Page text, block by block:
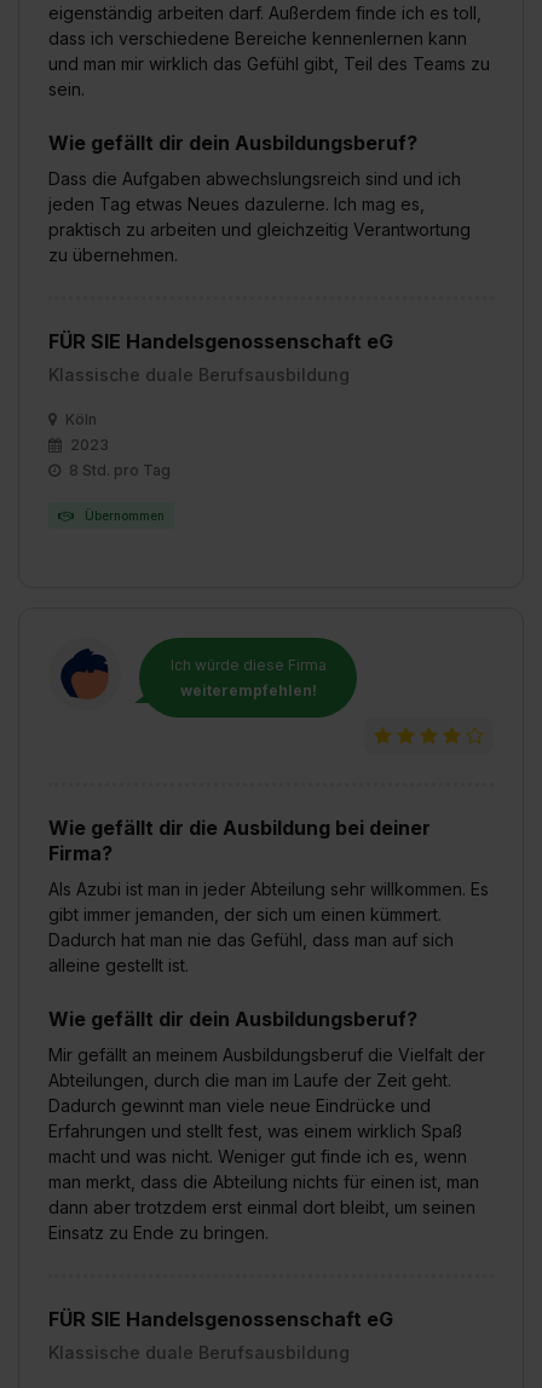
eigenständig arbeiten darf. Außerdem finde ich es toll,
dass ich verschiedene Bereiche kennenlernen kann
und man mir wirklich das Gefühl gibt, Teil des Teams zu
sein.
Wie gefällt dir dein Ausbildungsberuf?
Dass die Aufgaben abwechslungsreich sind und ich
jeden Tag etwas Neues dazulerne. Ich mag es,
praktisch zu arbeiten und gleichzeitig Verantwortung
zu übernehmen.
FÜR SIE Handelsgenossenschaft eG
Klassische duale Berufsausbildung
Köln
2023
8 Std. pro Tag
Übernommen
Ich würde diese Firma
weiterempfehlen!
Wie gefällt dir die Ausbildung bei deiner
Firma?
Als Azubi ist man in jeder Abteilung sehr willkommen. Es
gibt immer jemanden, der sich um einen kümmert.
Dadurch hat man nie das Gefühl, dass man auf sich
alleine gestellt ist.
Wie gefällt dir dein Ausbildungsberuf?
Mir gefällt an meinem Ausbildungsberuf die Vielfalt der
Abteilungen, durch die man im Laufe der Zeit geht.
Dadurch gewinnt man viele neue Eindrücke und
Erfahrungen und stellt fest, was einem wirklich Spaß
macht und was nicht. Weniger gut finde ich es, wenn
man merkt, dass die Abteilung nichts für einen ist, man
dann aber trotzdem erst einmal dort bleibt, um seinen
Einsatz zu Ende zu bringen.
FÜR SIE Handelsgenossenschaft eG
Klassische duale Berufsausbildung